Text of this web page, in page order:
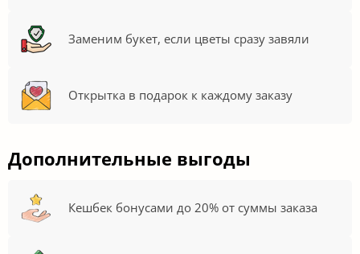
Заменим букет, если цветы сразу завяли
Открытка в подарок к каждому заказу
Дополнительные выгоды
Кешбек бонусами до 20% от суммы заказа